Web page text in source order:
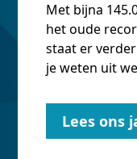
Met bijna
het oude
staat er
je weten uit
Lees ons